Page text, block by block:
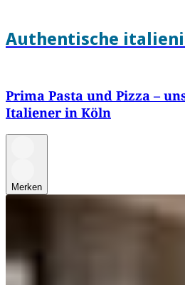
Authentische
Prima Pasta und Pizza –
Italiener in Köln
Merken